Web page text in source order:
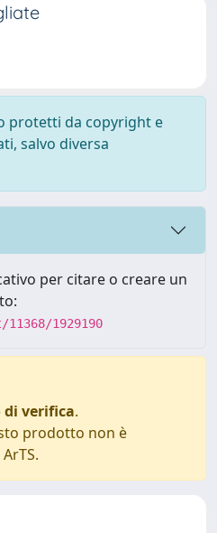
protetti da copyright e
salvo diversa
per citare o creare un
1929190
di verifica.
prodotto non è